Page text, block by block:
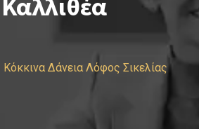
Κόκκινα Δάνεια Λόφος Σικελίας